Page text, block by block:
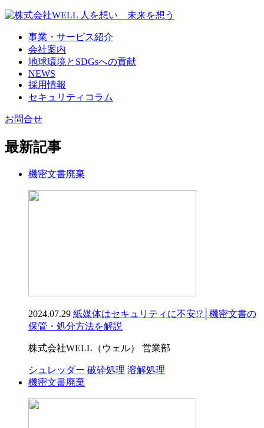
事業・サービス紹介
会社案内
地球環境とSDGsへの貢献
NEWS
採用情報
セキュリティコラム
お問合せ
最新記事
機密文書廃棄
2024.07.29 紙媒体はセキュリティに不安!?│機密文書の
保管・処分方法を解説
株式会社WELL（ウェル） 営業部
シュレッダー 破砕処理 溶解処理
機密文書廃棄